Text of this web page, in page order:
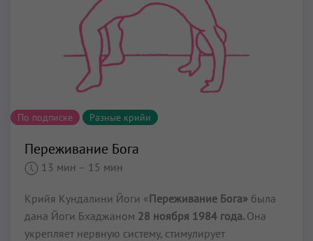
По подписке Разные крийи
Переживание Бога
13 мин – 15 мин
Крийя Кундалини Йоги «Переживание Бога» была
дана Йоги Бхаджаном 28 ноября 1984 года. Она
укрепляет нервную систему, стимулирует